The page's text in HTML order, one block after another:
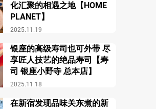
2025.11.19
化汇聚的相遇之地【HOME
PLANET】
2025.11.18
银座的高级寿司也可外带 尽
享匠人技艺的绝品寿司【寿
司 银座小野寺 总本店】
在新宿发现品味关东煮的新